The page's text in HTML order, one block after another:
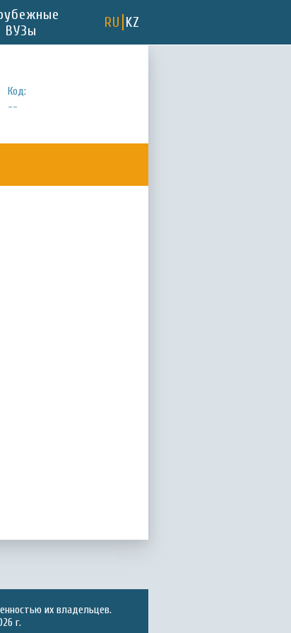
ВУЗы
RU KZ
Код:
--
их владельцев.
г.